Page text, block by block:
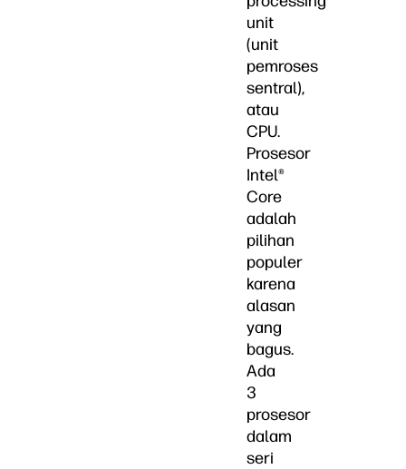
unit
(unit
pemroses
sentral),
atau
CPU.
Prosesor
Intel®
Core
adalah
pilihan
populer
karena
alasan
yang
bagus.
Ada
3
prosesor
dalam
seri